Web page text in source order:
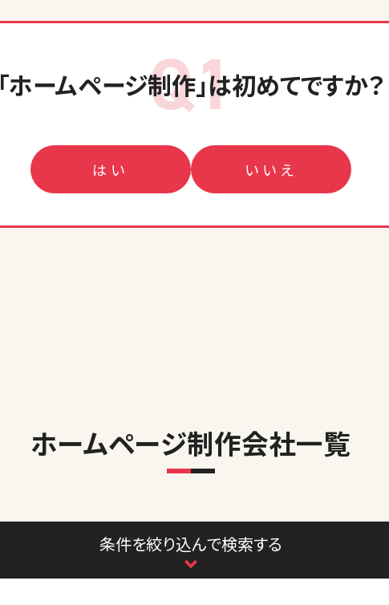
Q1
「ホームページ制作」は初めてですか？
はい いいえ
ホームページ制作会社一覧
条件を絞り込んで検索する